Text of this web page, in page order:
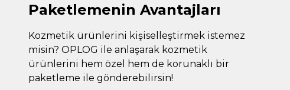
Paketlemenin Avantajları
Kozmetik ürünlerini kişiselleştirmek istemez
misin? OPLOG ile anlaşarak kozmetik
ürünlerini hem özel hem de korunaklı bir
paketleme ile gönderebilirsin!